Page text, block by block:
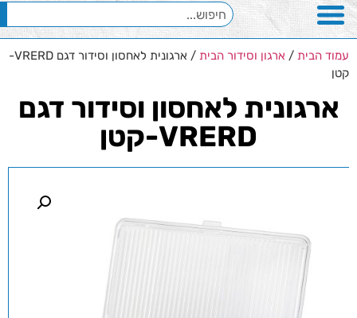
עמוד הבית / ארגון וסידור הבית
/ ארגונית לאחסון וסידור דגם VRERD-
קטן
ארגונית לאחסון וסידור דגם
VRERD-קטן